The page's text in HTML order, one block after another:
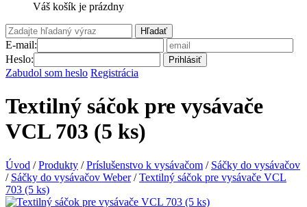
Váš košík je prázdny
Hľadať
E-mail:
Heslo:
Prihlásiť
Zabudol som heslo Registrácia
Textilný sáčok pre vysávače
VCL 703 (5 ks)
Úvod / Produkty / Príslušenstvo k vysávačom / Sáčky do vysávačov
/ Sáčky do vysávačov Weber / Textilný sáčok pre vysávače VCL
703 (5 ks)